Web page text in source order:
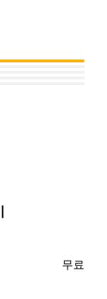
무료